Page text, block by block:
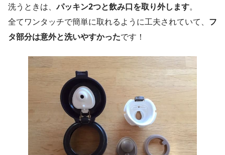
洗うときは、パッキン2つと飲み口を取り外します。
全てワンタッチで簡単に取れるように工夫されていて、 フ
タ部分は意外と洗いやすかったです！